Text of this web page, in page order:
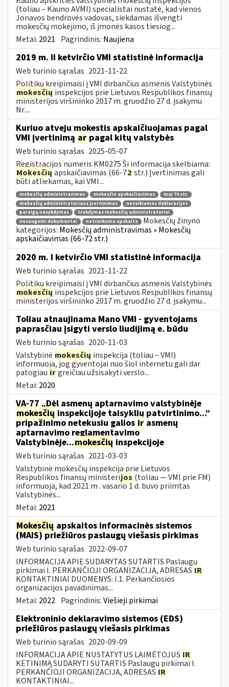
(toliau – Kauno AVMI) specialistai nustatė, kad vienos
Jonavos bendrovės vadovas, siekdamas išvengti
mokesčių mokėjimo, iš įmonės kasos tiesiog...
Metai: 2021 Pagrindinis: Naujiena
2019 m. II ketvirčio VMI statistinė informacija
Web turinio sąrašas 2021-11-22
Politikų kreipimaisi į VMI dirbančius asmenis Valstybinės
mokesčių inspekcijos prie Lietuvos Respublikos finansų
ministerijos viršininko 2017 m. gruodžio 27 d. įsakymu
Nr....
Kuriuo atveju mokestis apskaičiuojamas pagal
VMI įvertinimą ar pagal kitų valstybės
Web turinio sąrašas 2025-05-07
Registracijos numeris KM0275 Ši informacija skelbiama:
Mokesčių apskaičiavimas (66-72 str.) Įvertinimas gali
būti atliekamas, kai VMI...
mokesčių administravimas mokesčio apskaičiavimas
maį 70 str.
mokesčių administratoriaus įvertinimas
neteikiamos deklaracijos
pareigų nevykdymas
trukdymas mokesčių administratoriui
nesaugomi dokumentai
netvarkoma apskaita
Mokesčių žinyno
kategorijos: Mokesčių administravimas » Mokesčių
apskaičiavimas (66-72 str.)
2020 m. I ketvirčio VMI statistinė informacija
Web turinio sąrašas 2021-11-22
Politikų kreipimaisi į VMI dirbančius asmenis Valstybinės
mokesčių inspekcijos prie Lietuvos Respublikos finansų
ministerijos viršininko 2017 m. gruodžio 27 d. įsakymu...
Toliau atnaujinama Mano VMI - gyventojams
paprasčiau įsigyti verslo liudijimą e. būdu
Web turinio sąrašas 2020-11-03
Valstybinė mokesčių inspekcija (toliau – VMI)
informuoja, jog gyventojai nuo šiol internetu gali dar
patogiau irgreičiau užsisakyti verslo...
Metai: 2020
VA-77 „Dėl asmenų aptarnavimo valstybinėje
mokesčių inspekcijoje taisyklių patvirtinimo...”
pripažinimo netekusiu galios ir asmenų
aptarnavimo reglamentavimo
Valstybinėje...mokesčių inspekcijoje
Web turinio sąrašas 2021-03-03
Valstybinė mokesčių inspekcija prie Lietuvos
Respublikos finansų ministerijos (toliau — VMI prie FM)
informuoja, kad 2021 m . vasario 1 d. buvo priimtas
Valstybinės...
Metai: 2021
Mokesčių apskaitos informacinės sistemos
(MAIS) priežiūros paslaugų viešasis pirkimas
Web turinio sąrašas 2022-09-07
INFORMACIJA APIE SUDARYTAS SUTARTIS Paslaugų
pirkimai I. PERKANČIOJI ORGANIZACIJA, ADRESAS IR
KONTAKTINIAI DUOMENYS: I.1. Perkančiosios
organizacijos pavadinimas...
Metai: 2022 Pagrindinis:Viešieji pirkimai
Elektroninio deklaravimo sistemos (EDS)
priežiūros paslaugų viešasis pirkimas
Web turinio sąrašas 2020-09-09
INFORMACIJA APIE NUSTATYTUS LAIMĖTOJUS IR
KETINIMĄ SUDARYTI SUTARTIS Paslaugų pirkimai I.
PERKANČIOJI ORGANIZACIJA, ADRESAS IR
KONTAKTINIAI...